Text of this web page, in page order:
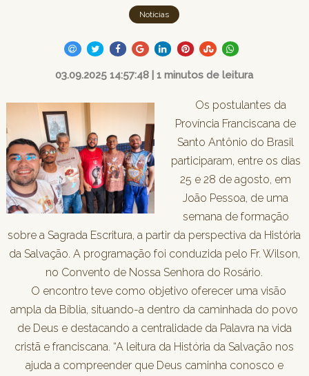
Notícias
03.09.2025 14:57:48 | 1 minutos de leitura
Os postulantes da
Província Franciscana de
Santo Antônio do Brasil
participaram, entre os dias
25 e 28 de agosto, em
João Pessoa, de uma
semana de formação
sobre a Sagrada Escritura, a partir da perspectiva da História
da Salvação. A programação foi conduzida pelo Fr. Wilson,
no Convento de Nossa Senhora do Rosário.
O encontro teve como objetivo oferecer uma visão
ampla da Bíblia, situando-a dentro da caminhada do povo
de Deus e destacando a centralidade da Palavra na vida
cristã e franciscana. “A leitura da História da Salvação nos
ajuda a compreender que Deus caminha conosco e